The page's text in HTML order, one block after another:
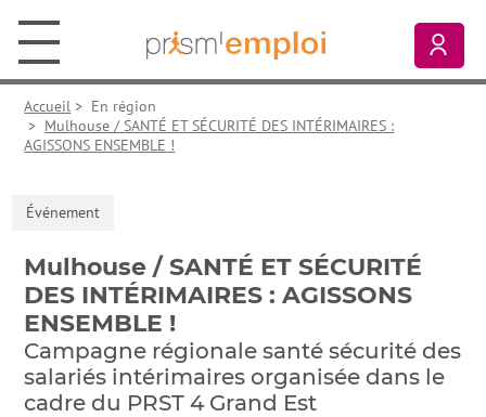
Prism’emploi, retour à l'accueil
Accueil > En région
> Mulhouse / SANTÉ ET SÉCURITÉ DES INTÉRIMAIRES :
AGISSONS ENSEMBLE !
Événement
Mulhouse / SANTÉ ET SÉCURITÉ
DES INTÉRIMAIRES : AGISSONS
ENSEMBLE !
Campagne régionale santé sécurité des
salariés intérimaires organisée dans le
cadre du PRST 4 Grand Est